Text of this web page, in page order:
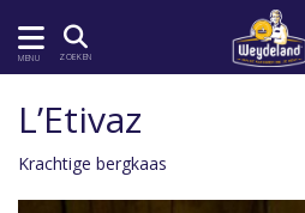
MENU ZOEKEN
L’Etivaz
Krachtige bergkaas